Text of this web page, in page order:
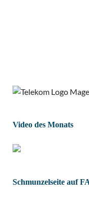
Video des Monats
Schmunzelseite auf